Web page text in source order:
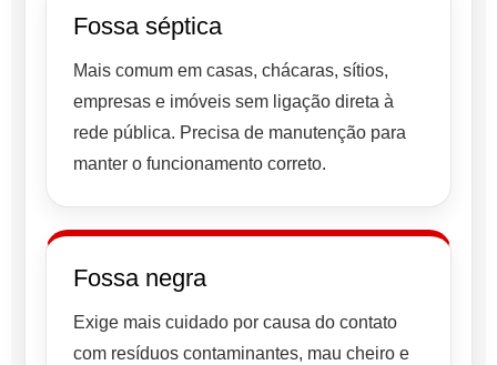
Fossa séptica
Mais comum em casas, chácaras, sítios,
empresas e imóveis sem ligação direta à
rede pública. Precisa de manutenção para
manter o funcionamento correto.
Fossa negra
Exige mais cuidado por causa do contato
com resíduos contaminantes, mau cheiro e